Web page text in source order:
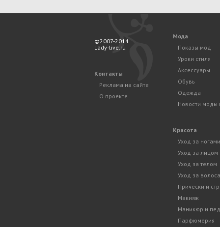
©2007-2014
Lady-live.ru
Контакты
Реклама на сайте
О проекте
Мода
Показы мод
Уроки стиля
Аксессуары
Обувь
Одежда
Новости моды
Красота
Уход за ногами
Уход за лицом
Уход за телом
Уход за
Прически и
Макияж
Маникюр и
Парфюмерия